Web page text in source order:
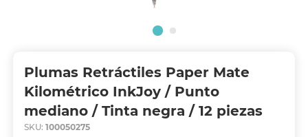
Plumas Retráctiles Paper Mate
Kilométrico InkJoy / Punto
mediano / Tinta negra / 12 piezas
SKU: 100050275